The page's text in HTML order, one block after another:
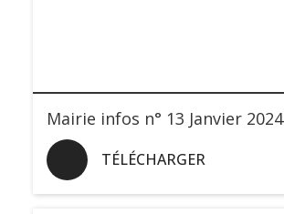
Mairie infos n° 13 Janvier 2024
TÉLÉCHARGER